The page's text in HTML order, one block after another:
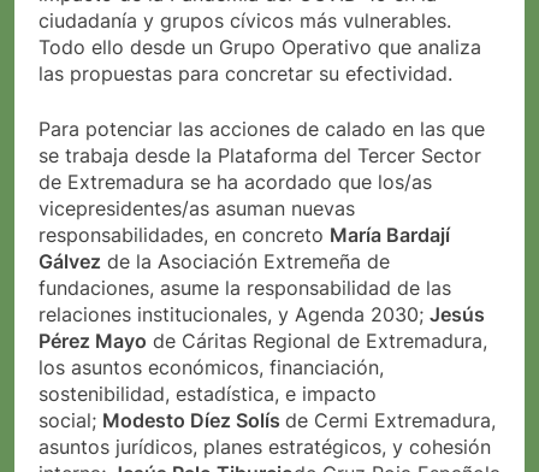
ciudadanía y grupos cívicos más vulnerables.
Todo ello desde un Grupo Operativo que analiza
las propuestas para concretar su efectividad.
Para potenciar las acciones de calado en las que
se trabaja desde la Plataforma del Tercer Sector
de Extremadura se ha acordado que los/as
vicepresidentes/as asuman nuevas
responsabilidades, en concreto María Bardají
Gálvez de la Asociación Extremeña de
fundaciones, asume la responsabilidad de las
relaciones institucionales, y Agenda 2030; Jesús
Pérez Mayo de Cáritas Regional de Extremadura,
los asuntos económicos, financiación,
sostenibilidad, estadística, e impacto
social; Modesto Díez Solís de Cermi Extremadura,
asuntos jurídicos, planes estratégicos, y cohesión